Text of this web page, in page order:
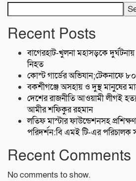
Recent Posts
বাগেরহাট-খুলনা মহাসড়কে
নিহত
কোস্ট গার্ডের অভিযান;টেকনাফে
বকশীগঞ্জে অসহায় ও দুস্থ মানুষের
দেশের রাজনীতি আওয়ামী লীগই
আমীর শফিকুর রহমান
লতিফ মাস্টার ফাউন্ডেশনসহ প্রশিক্ষণ
পরিদর্শন:বি এমই টি-এর পরিচালক
Recent Comments
No comments to show.